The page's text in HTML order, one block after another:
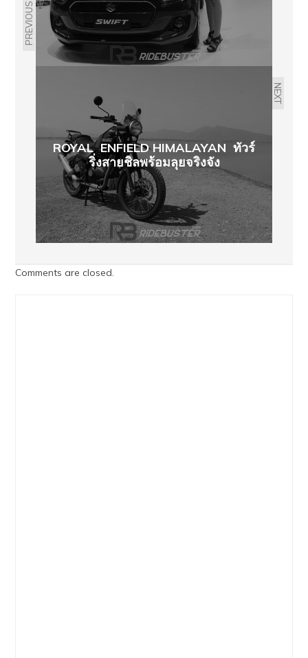
PREVIOUS
NEXT
ROYAL ENFIELD HIMALAYAN ทัวร์
ริ่งสายชิลพร้อมลุยจริงจัง
Comments are closed.